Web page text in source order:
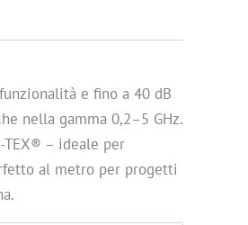
e fino a 40 dB
nella gamma 0,2–5 GHz.
– ideale per
al metro per progetti